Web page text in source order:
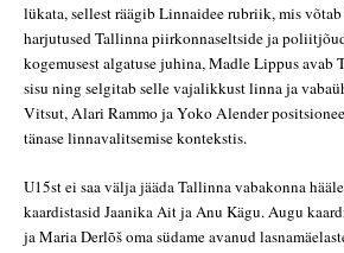
lükata, sellest räägib Linnaidee rubriik, mis
harjutused Tallinna piirkonnaseltside ja
kogemusest algatuse juhina, Madle Lippus
sisu ning selgitab selle vajalikkust linna ja
Vitsut, Alari Rammo ja Yoko Alender
tänase linnavalitsemise kontekstis.
U15st ei saa välja jääda Tallinna vabakonna
kaardistasid Jaanika Ait ja Anu Kägu. Augu
ja Maria Derlõš oma südame avanud